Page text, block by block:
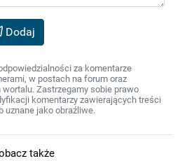
Dodaj
za komentarze
w postach na forum oraz
Zastrzegamy sobie prawo
komentarzy zawierających treści
uznane jako obraźliwe.
także